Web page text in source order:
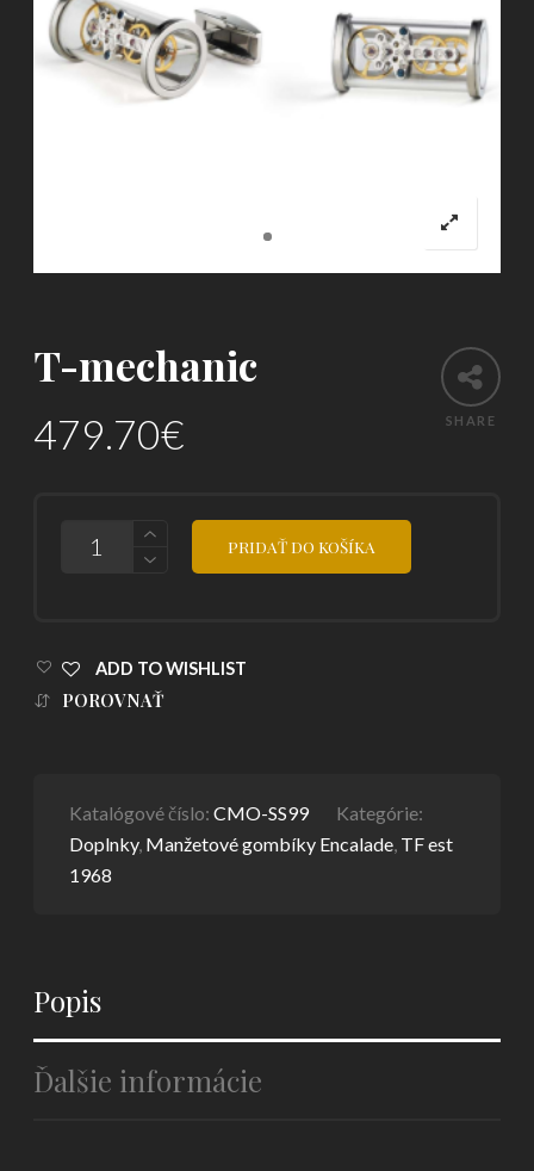
SHARE
T-mechanic
479.70€
PRIDAŤ DO KOŠÍKA
ADD TO WISHLIST
POROVNAŤ
Katalógové číslo:CMO-SS99
Kategórie:
Doplnky, Manžetové gombíky Encalade TF est
1968
Popis
Ďalšie informácie